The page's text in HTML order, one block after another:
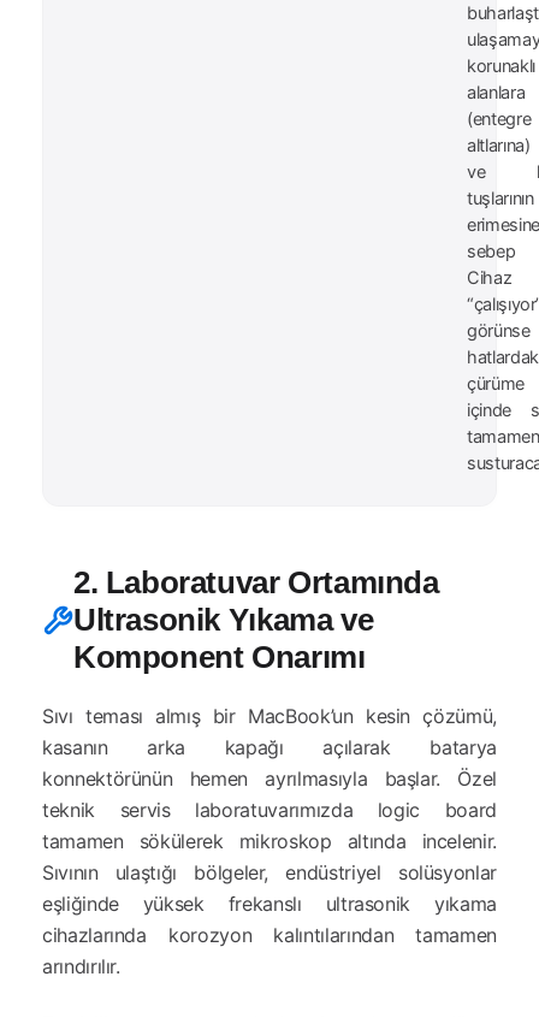
korunaklı
alanlara
(entegre
ve
tuşlarının
erimesine
sebep
Cihaz
çürüme
içinde
tamamen
2. Laboratuvar Ortamında
Ultrasonik Yıkama ve
Komponent Onarımı
Sıvı teması almış bir MacBook’un kesin çözümü,
kasanın arka kapağı açılarak batarya
konnektörünün hemen ayrılmasıyla başlar. Özel
teknik servis laboratuvarımızda logic board
tamamen sökülerek mikroskop altında incelenir.
Sıvının ulaştığı bölgeler, endüstriyel solüsyonlar
eşliğinde yüksek frekanslı ultrasonik yıkama
cihazlarında korozyon kalıntılarından tamamen
arındırılır.